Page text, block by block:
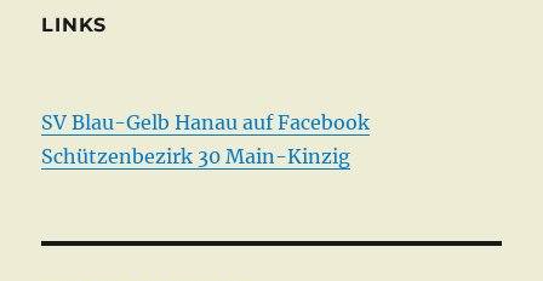
LINKS
SV Blau-Gelb Hanau auf Facebook
Schützenbezirk 30 Main-Kinzig